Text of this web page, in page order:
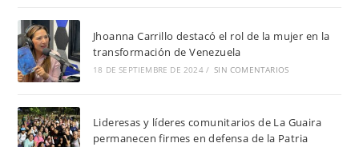
Jhoanna Carrillo destacó el rol de la mujer en la
transformación de Venezuela
18 DE SEPTIEMBRE DE 2024 / SIN COMENTARIOS
Lideresas y líderes comunitarios de La Guaira
permanecen firmes en defensa de la Patria